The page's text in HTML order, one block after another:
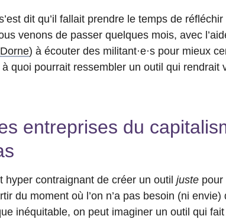
dit qu’il fallait prendre le temps de
venons de passer quelques mois, avec
) à écouter des militant·e·s pour mieux
quoi pourrait ressembler un outil qui rendrait
entreprises du
hyper contraignant de créer un outil justepour
du moment où l’on n’a pas besoin (ni
inéquitable, on peut imaginer un outil qui